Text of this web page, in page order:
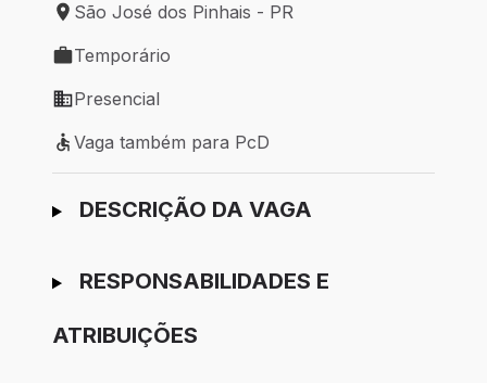
Local de trabalho: São José dos Pinhais - PR
São José dos Pinhais - PR
Tipo de vaga: Temporário
Temporário
Modelo de trabalho: Presencial
Presencial
Vaga também para PcD
Vaga também para PcD
Ir para candidatura
DESCRIÇÃO DA VAGA
RESPONSABILIDADES E
ATRIBUIÇÕES